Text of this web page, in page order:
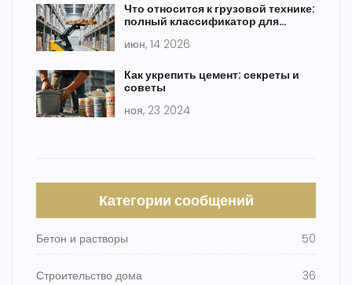
Что относится к грузовой технике:
полный классификатор для
июн, 14 2026
Как укрепить цемент: секреты и
советы
ноя, 23 2024
Категории сообщений
Бетон и растворы 50
Строительство дома 36